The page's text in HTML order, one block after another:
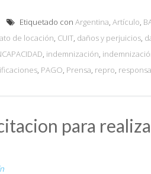
Etiquetado con Argentina, Artículo,
de locación, CUIT, daños y perjuicios,
, indemnización,
, PAGO, Prensa, repro,
para